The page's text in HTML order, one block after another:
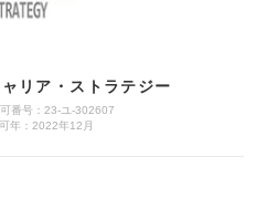
リア・ストラテジー
番号：23-ユ-302607
年：2022年12月